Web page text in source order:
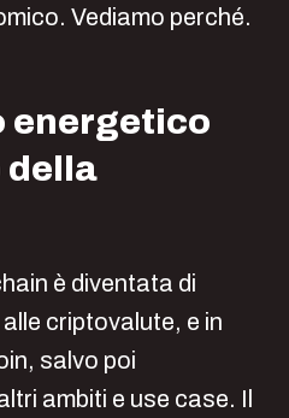
Vediamo perché.
energetico
della
è diventata di
criptovalute, e in
salvo poi
ambiti e use case. Il